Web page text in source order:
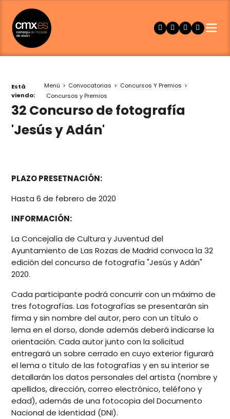
Está
viendo:
Menú Convocatorias
Concursos Y Premios
Concursos y Premios
32 Concurso de fotografía
'Jesús y Adán'
PLAZO PRESETNACIÓN:
Hasta 6 de febrero de 2020
INFORMACIÓN:
La Concejalía de Cultura y Juventud del
Ayuntamiento de Las Rozas de Madrid convoca la 32
edición del concurso de fotografía "Jesús y Adán"
2020.
Cada participante podrá concurrir con un máximo de
tres fotografías. Las fotografías se presentarán sin
firma y sin nombre del autor, pero con un título o
lema en el dorso, donde además deberá indicarse la
orientación. Cada autor junto con la solicitud
entregará un sobre cerrado en cuyo exterior figurará
el lema o título de las fotografías y en su interior se
detallarán los datos personales del artista (nombre y
apellidos, dirección, correo electrónico, teléfono y
edad), además de una fotocopia del Documento
Nacional de Identidad (DNI).